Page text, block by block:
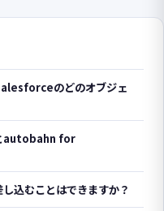
のどのオブジェ
autobahn for
込むことはできますか？